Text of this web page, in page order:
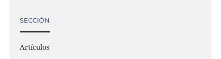
SECCIÓN
Artículos